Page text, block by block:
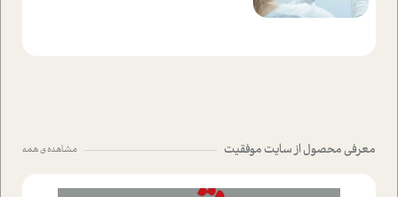
معرفی محصول از سایت موفقیت مشاهده ی همه